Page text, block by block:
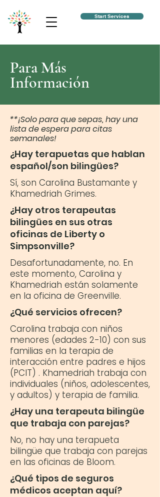
Start Services
Para Más
Información
**¡Solo para que sepas, hay una
lista de espera para citas
semanales!
¿Hay terapuetas que hablan
español/son bilingües?
Sí, son Carolina Bustamante y
Khamedriah Grimes.
¿Hay otros terapeutas
bilingües en sus otras
oficinas de Liberty o
Simpsonville?
Desafortunadamente, no. En
este momento, Carolina y
Khamedriah están solamente
en la oficina de Greenville.
¿Qué servicios ofrecen?
Carolina trabaja con niños
menores (edades 2-10) con sus
familias en la terapia de
interacción entre padres e hijos
(PCIT) . Khamedriah trabaja con
individuales (niños, adolescentes,
y adultos) y terapia de familia.
¿Hay una terapeuta bilingüe
que trabaja con parejas?
No, no hay una terapueta
bilingüe que trabaja con parejas
en las oficinas de Bloom.
¿Qué tipos de seguros
médicos aceptan aquí?